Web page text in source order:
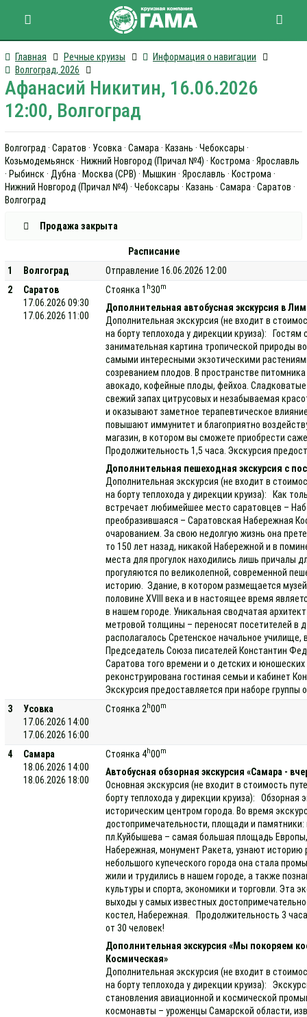
Главная Речные круизы
Информация о навигации
Волгоград, 2026
Афанасий Никитин, 16.06.2026
12:00, Волгоград
Волгоград · Саратов · Усовка · Самара · Казань · Чебоксары ·
Козьмодемьянск · Нижний Новгород (Причал №4) · Кострома · Ярославль
· Рыбинск · Дубна · Москва (СРВ) · Мышкин · Ярославль · Кострома ·
Нижний Новгород (Причал №4) · Чебоксары · Казань · Самара · Саратов ·
Волгоград
Продажа закрыта
Расписание
1
Волгоград
Отправление 16.06.2026 12:00
2
Саратов
17.06.2026 09:30
17.06.2026 11:00
Стоянка 1 h30m
Дополнительная автобусная экскурсия в
Дополнительная экскурсия (не входит в
на борту теплохода у дирекции круиза):
занимательная картина тропической природы
самыми интересными экзотическими
созреванием плодов. В пространстве
авокадо, кофейные плоды, фейхоа.
свежий запах цитрусовых и незабываемая
и оказывают заметное терапевтическое
повышают иммунитет и благоприятно
магазин, в котором вы сможете приобрести
Продолжительность 1,5 часа. Экскурсия
Дополнительная пешеходная экскурсия с
Дополнительная экскурсия (не входит в
на борту теплохода у дирекции круиза): Как
встречает любимейшее место саратовцев –
преобразившаяся – Саратовская Набережная
очарованием. За свою недолгую жизнь она
то 150 лет назад, никакой Набережной и в
места для прогулок находились лишь причалы
прогуляются по великолепной, современной
историю. Здание, в котором размещается
половине XVIII века и в настоящее время
в нашем городе. Уникальная сводчатая
метровой толщины – переносят посетителей в
располагалось Сретенское начальное
Председатель Союза писателей Константин
Саратова того времени и о детских и
реконструирована гостиная семьи и кабинет
Экскурсия предоставляется при наборе группы
3
Усовка
17.06.2026 14:00
17.06.2026 16:00
Стоянка 2 h00m
4
Самара
18.06.2026 14:00
18.06.2026 18:00
Стоянка 4h00m
Автобусная обзорная экскурсия «Самара -
Основная экскурсия (не входит в стоимость
борту теплохода у дирекции круиза): Обзорная
историческим центром города. Во время
достопримечательности, площади и
пл.Куйбышева – самая большая площадь
Набережная, монумент Ракета, узнают историю
небольшого купеческого города она стала
жили и трудились в нашем городе, а также
культуры и спорта, экономики и торговли. Эта
выходы у самых известных
костел, Набережная. Продолжительность 3
от 30 человек!
Дополнительная экскурсия «Мы покоряем
Космическая»
Дополнительная экскурсия (не входит в
на борту теплохода у дирекции круиза):
становления авиационной и космической
космонавты – уроженцы Самарской области,